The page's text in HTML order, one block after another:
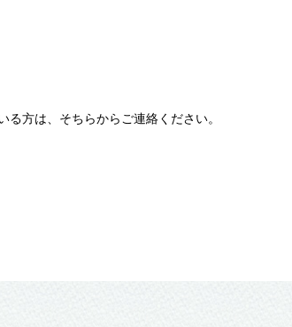
方は、そちらからご連絡ください。